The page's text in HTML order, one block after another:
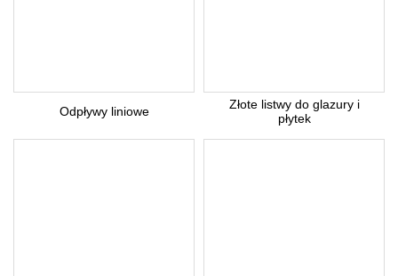
Odpływy liniowe
Złote listwy do glazury i
płytek